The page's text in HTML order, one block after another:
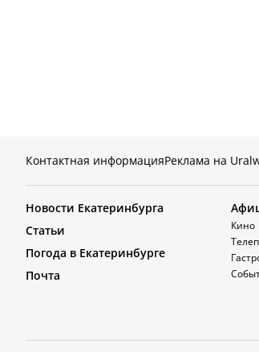
Контактная информацияРеклама на
Новости Екатеринбурга
Статьи
Погода в Екатеринбурге
Почта
Кино